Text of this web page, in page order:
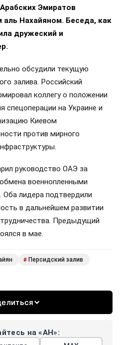
Эмиратов
Нахайяном. Беседа, как
дружеский и
обсудили текущую
залива. Российский
коллегу о положении
спецоперации на Украине и
Киевом
против мирного
руководство ОАЭ за
военнопленными
лидера подтвердили
в дальнейшем развитии
Предыдущий
в мае.
# Персидский залив
на «АН»: